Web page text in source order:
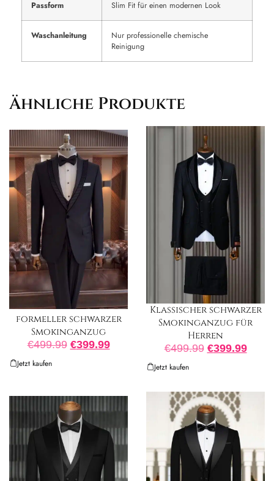
Passform Slim Fit für einen modernen Look
Waschanleitung
Nur professionelle chemische
Reinigung
Ähnliche Produkte
formeller schwarzer
Smokinganzug
€499.99 €399.99
Jetzt kaufen
Klassischer schwarzer
Smokinganzug für
Herren
€499.99 €399.99
Jetzt kaufen